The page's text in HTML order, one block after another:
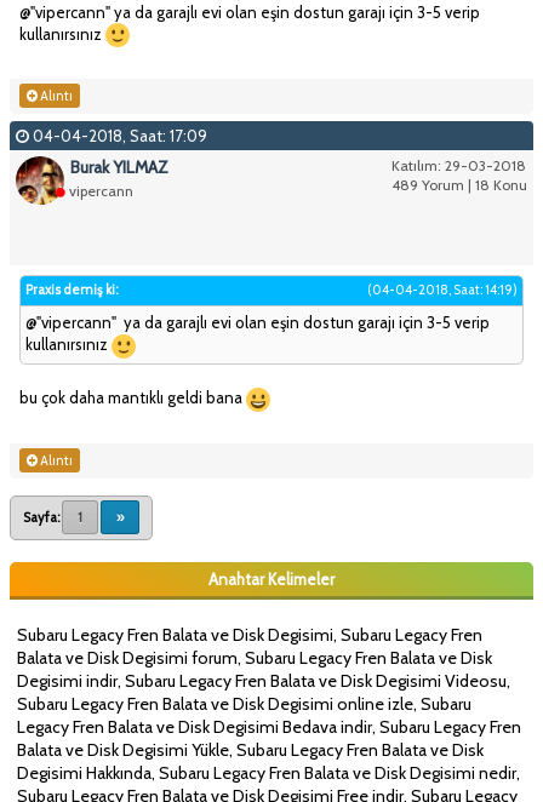
@"vipercann" ya da garajlı evi olan eşin dostun garajı için 3-5 verip
kullanırsınız
Alıntı
04-04-2018, Saat: 17:09
Katılım: 29-03-2018
489 Yorum | 18 Konu
Burak YILMAZ
vipercann
(04-04-2018, Saat: 14:19)
Praxis demiş ki:
@"vipercann" ya da garajlı evi olan eşin dostun garajı için 3-5 verip
kullanırsınız
bu çok daha mantıklı geldi bana
Alıntı
Sayfa: 1 »
Anahtar Kelimeler
Subaru Legacy Fren Balata ve Disk Degisimi, Subaru Legacy Fren
Balata ve Disk Degisimi forum, Subaru Legacy Fren Balata ve Disk
Degisimi indir, Subaru Legacy Fren Balata ve Disk Degisimi Videosu,
Subaru Legacy Fren Balata ve Disk Degisimi online izle, Subaru
Legacy Fren Balata ve Disk Degisimi Bedava indir, Subaru Legacy Fren
Balata ve Disk Degisimi Yükle, Subaru Legacy Fren Balata ve Disk
Degisimi Hakkında, Subaru Legacy Fren Balata ve Disk Degisimi nedir,
Subaru Legacy Fren Balata ve Disk Degisimi Free indir, Subaru Legacy